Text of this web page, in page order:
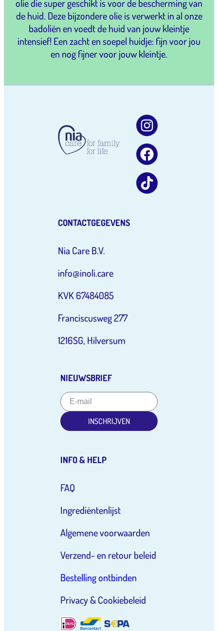
olie die super geschikt is voor de bescherming van
de huid. Deze bijzondere olie is verwerkt in al onze
badoliën en voedt de huid van jouw kleintje
intensief! Een zacht en soepel huidje: fijn voor jou
en nog fijner voor jouw kleintje.
CONTACTGEGEVENS
Nia Care B.V.
info@inoli.care
KVK 67484085
Franciscusweg 277
1216SG, Hilversum
NIEUWSBRIEF
INSCHRIJVEN
INFO & HELP
FAQ
Ingrediëntenlijst
Algemene voorwaarden
Verzend- en retour beleid
Bestelling ontbinden
Privacy & Cookiebeleid